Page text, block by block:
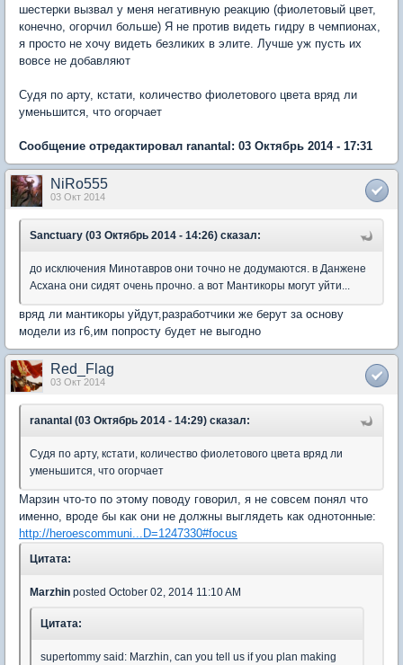
шестерки вызвал у меня негативную реакцию (фиолетовый цвет,
конечно, огорчил больше) Я не против видеть гидру в чемпионах,
я просто не хочу видеть безликих в элите. Лучше уж пусть их
вовсе не добавляют
Судя по арту, кстати, количество фиолетового цвета вряд ли
уменьшится, что огорчает
Сообщение отредактировал ranantal: 03 Октябрь 2014 - 17:31
NiRo555
03 Окт 2014
Sanctuary (03 Октябрь 2014 - 14:26) сказал:
до исключения Минотавров они точно не додумаются. в Данжене
Асхана они сидят очень прочно. а вот Мантикоры могут уйти...
вряд ли мантикоры уйдут,разработчики же берут за основу
модели из г6,им попросту будет не выгодно
Red_Flag
03 Окт 2014
ranantal (03 Октябрь 2014 - 14:29) сказал:
Судя по арту, кстати, количество фиолетового цвета вряд ли
уменьшится, что огорчает
Марзин что-то по этому поводу говорил, я не совсем понял что
именно, вроде бы как они не должны выглядеть как однотонные:
http://heroescommuni...D=1247330#focus
Цитата:
Marzhin posted October 02, 2014 11:10 AM
Цитата:
supertommy said: Marzhin, can you tell us if you plan making